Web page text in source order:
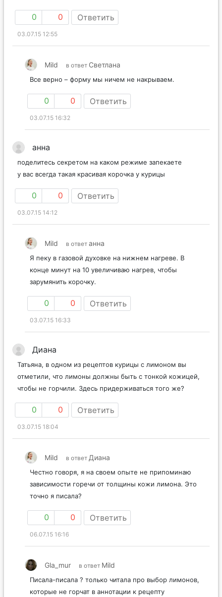
0 0 Ответить
03.07.15 12:55
Mild в ответ Светлана
Все верно – форму мы ничем не накрываем.
0 0 Ответить
03.07.15 16:32
анна
поделитесь секретом на каком режиме запекаете
у вас всегда такая красивая корочка у курицы
0 0 Ответить
03.07.15 14:12
Mild в ответ анна
Я пеку в газовой духовке на нижнем нагреве. В
конце минут на 10 увеличиваю нагрев, чтобы
зарумянить корочку.
0 0 Ответить
03.07.15 16:33
Диана
Татьяна, в одном из рецептов курицы с лимоном вы
отметили, что лимоны должны быть с тонкой кожицей,
чтобы не горчили. Здесь придерживаться того же?
0 0 Ответить
03.07.15 18:04
Mild в ответ Диана
Честно говоря, я на своем опыте не припоминаю
зависимости горечи от толщины кожи лимона. Это
точно я писала?
0 0 Ответить
06.07.15 16:16
Gla_mur в ответ Mild
Писала-писала ? только читала про выбор лимонов,
которые не горчат в аннотации к рецепту